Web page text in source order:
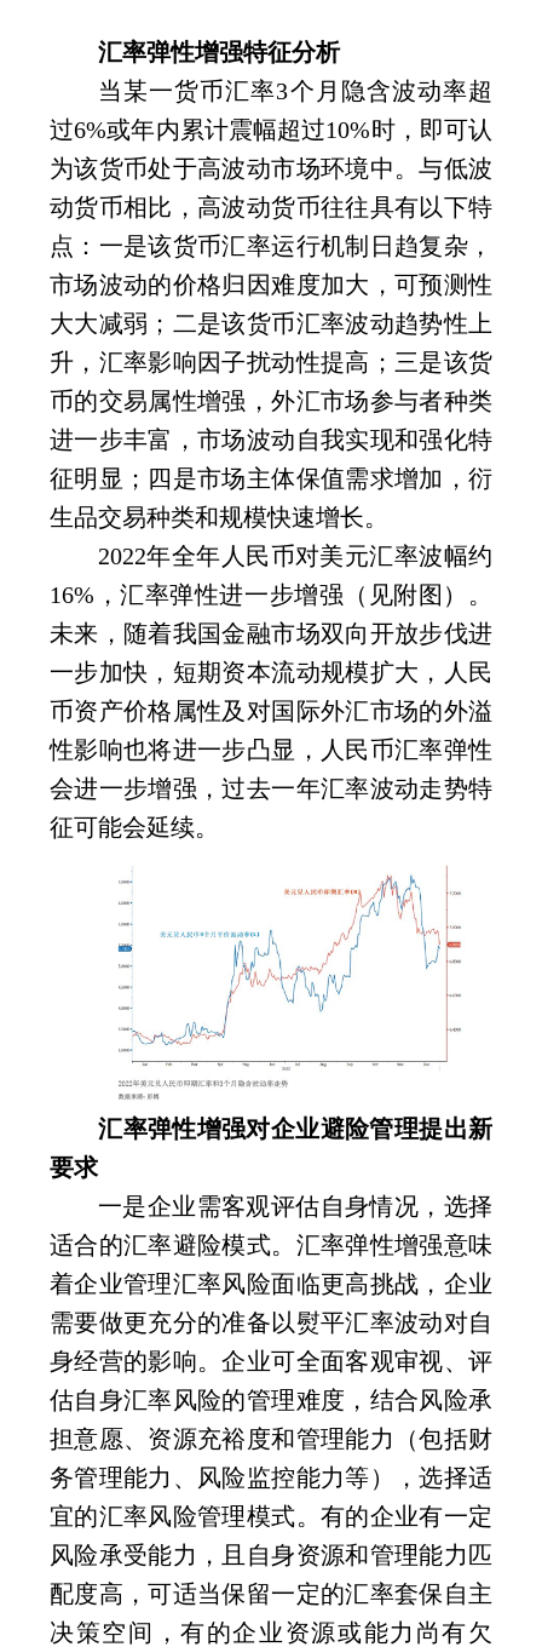
汇率弹性增强特征分析
当某一货币汇率3个月隐含波动率超
过6%或年内累计震幅超过10%时，即可认
为该货币处于高波动市场环境中。与低波
动货币相比，高波动货币往往具有以下特
点：一是该货币汇率运行机制日趋复杂，
市场波动的价格归因难度加大，可预测性
大大减弱；二是该货币汇率波动趋势性上
升，汇率影响因子扰动性提高；三是该货
币的交易属性增强，外汇市场参与者种类
进一步丰富，市场波动自我实现和强化特
征明显；四是市场主体保值需求增加，衍
生品交易种类和规模快速增长。
2022年全年人民币对美元汇率波幅约
16% ，汇率弹性进一步增强（见附图）。
未来，随着我国金融市场双向开放步伐进
一步加快，短期资本流动规模扩大，人民
币资产价格属性及对国际外汇市场的外溢
性影响也将进一步凸显，人民币汇率弹性
会进一步增强，过去一年汇率波动走势特
征可能会延续。
汇率弹性增强对企业避险管理提出新
要求
一是企业需客观评估自身情况，选择
适合的汇率避险模式。汇率弹性增强意味
着企业管理汇率风险面临更高挑战，企业
需要做更充分的准备以熨平汇率波动对自
身经营的影响。企业可全面客观审视、评
估自身汇率风险的管理难度，结合风险承
担意愿、资源充裕度和管理能力（包括财
务管理能力、风险监控能力等），选择适
宜的汇率风险管理模式。有的企业有一定
风险承受能力，且自身资源和管理能力匹
配度高，可适当保留一定的汇率套保自主
决策空间，有的企业资源或能力尚有欠